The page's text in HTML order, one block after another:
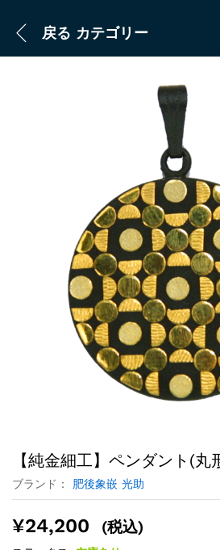
戻る カテゴリー
【純金細工】ペンダント(丸
ブランド： 肥後象嵌 光助
¥24,200 (税込)